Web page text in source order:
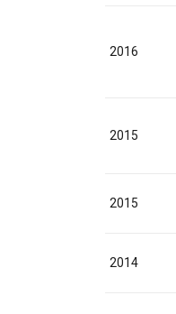
2016
2015
2015
2014